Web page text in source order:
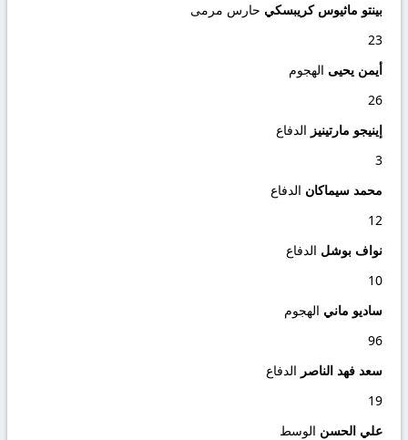
بينتو ماثيوس كريبسكي حارس مرمى
23
أيمن يحيى الهجوم
26
إينيجو مارتينيز الدفاع
3
محمد سيماكان الدفاع
12
نواف بوشل الدفاع
10
ساديو ماني الهجوم
96
سعد فهد الناصر الدفاع
19
علي الحسن الوسط